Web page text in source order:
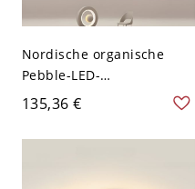
Nordische organische
Pebble-LED-
Deckenleuchte zur
Direktmontage, flaches
Design mit Sterneneffekt -
135,36 €